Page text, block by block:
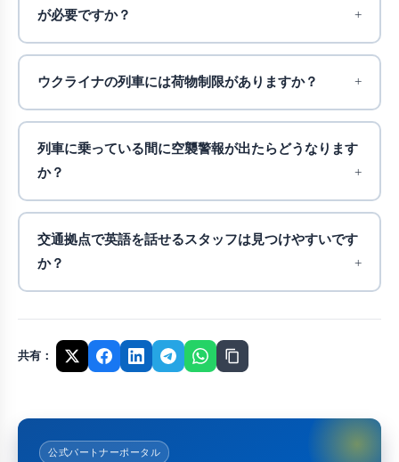
が必要ですか？
ウクライナの列車には荷物制限がありますか？
列車に乗っている間に空襲警報が出たらどうなります
か？
交通拠点で英語を話せるスタッフは見つけやすいです
か？
共有：
公式パートナーポータル